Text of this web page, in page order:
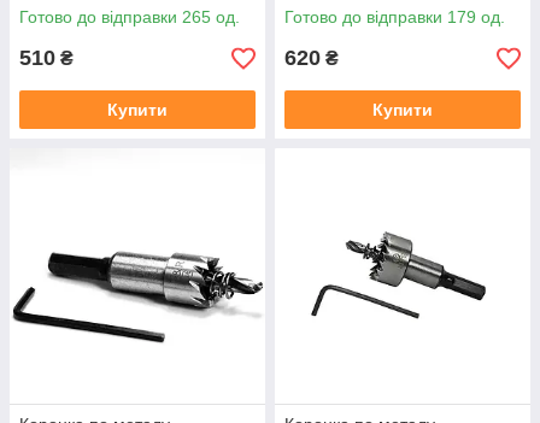
Готово до відправки 265 од.
510 ₴
Купити
Готово до відправки 179 од.
620 ₴
Купити